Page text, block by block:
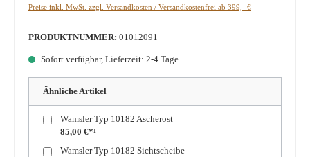
Preise inkl. MwSt. zzgl. Versandkosten / Versandkostenfrei ab 399,- €
PRODUKTNUMMER: 01012091
Sofort verfügbar, Lieferzeit: 2-4 Tage
Ähnliche Artikel
Wamsler Typ 10182 Ascherost
85,00 €*¹
Wamsler Typ 10182 Sichtscheibe